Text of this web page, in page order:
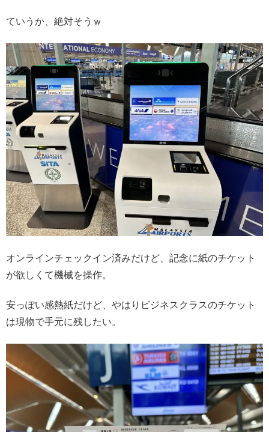
ていうか、絶対そうｗ
オンラインチェックイン済みだけど、記念に紙のチケット
が欲しくて機械を操作。
安っぽい感熱紙だけど、やはりビジネスクラスのチケット
は現物で手元に残したい。